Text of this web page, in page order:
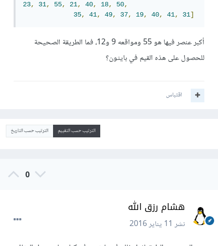
23, 31, 55, 21, 40, 18, 50,
35, 41, 49, 37, 19, 40, 41, 31]
أكبر عنصر فيها هو 55 ومواقعه 9 و12، فما الطريقة الصحيحة
للحصول على هذه القيم في بايثون؟
اقتباس
الترتيب حسب التقييم الترتيب حسب التاريخ
0
هشام رزق الله
نشر11 يناير 2016